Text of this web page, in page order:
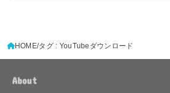
HOME タグ : YouTubeダウンロード
About